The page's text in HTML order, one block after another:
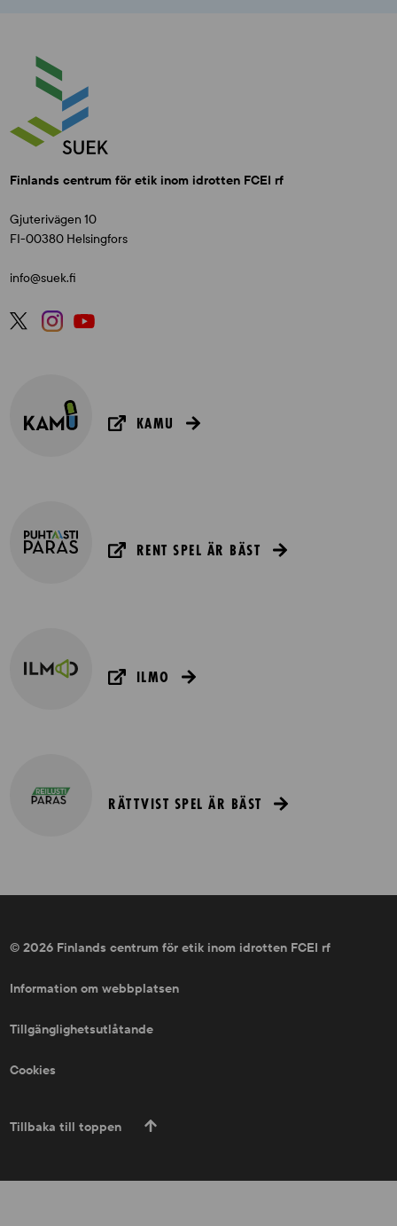
Finlands centrum för etik inom idrotten FCEI rf
Gjuterivägen 10
FI-00380 Helsingfors
info@suek.fi
KAMU
RENT SPEL ÄR BÄST
ILMO
RÄTTVIST SPEL ÄR BÄST
© 2026 Finlands centrum för etik inom idrotten FCEI rf
Information om webbplatsen
Tillgänglighetsutlåtande
Cookies
Tillbaka till toppen